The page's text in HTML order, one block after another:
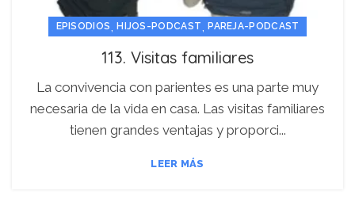
EPISODIOS,HIJOS-PODCAST,PAREJA-PODCAST
113. Visitas familiares
La convivencia con parientes es una parte muy
necesaria de la vida en casa. Las visitas familiares
tienen grandes ventajas y proporci...
LEER MÁS